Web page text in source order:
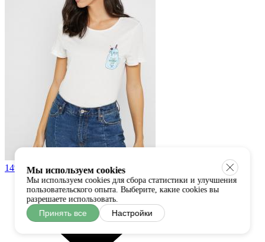
14% Мы используем cookies
Мы используем cookies для сбора статистики и улучшения
пользовательского опыта. Выберите, какие cookies вы
разрешаете использовать.
Принять все Настройки